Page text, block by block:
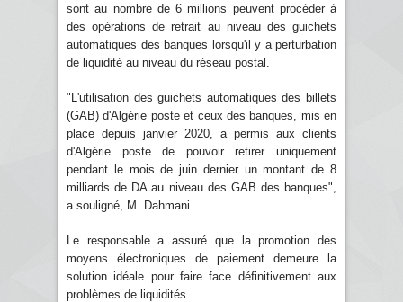
sont au nombre de 6 millions peuvent procéder à
des opérations de retrait au niveau des guichets
automatiques des banques lorsqu'il y a perturbation
de liquidité au niveau du réseau postal.
"L'utilisation des guichets automatiques des billets
(GAB) d'Algérie poste et ceux des banques, mis en
place depuis janvier 2020, a permis aux clients
d'Algérie poste de pouvoir retirer uniquement
pendant le mois de juin dernier un montant de 8
milliards de DA au niveau des GAB des banques",
a souligné, M. Dahmani.
Le responsable a assuré que la promotion des
moyens électroniques de paiement demeure la
solution idéale pour faire face définitivement aux
problèmes de liquidités.